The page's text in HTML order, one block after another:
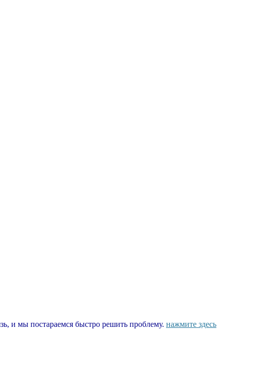
и мы постараемся быстро решить проблему. нажмите здесь